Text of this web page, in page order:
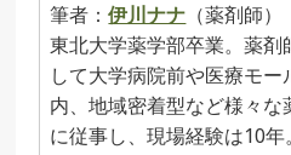
筆者：伊川ナナ （薬剤師）
東北大学薬学部卒業。薬剤
して大学病院前や医療モー
内、地域密着型など様々な
に従事し、現場経験は10年